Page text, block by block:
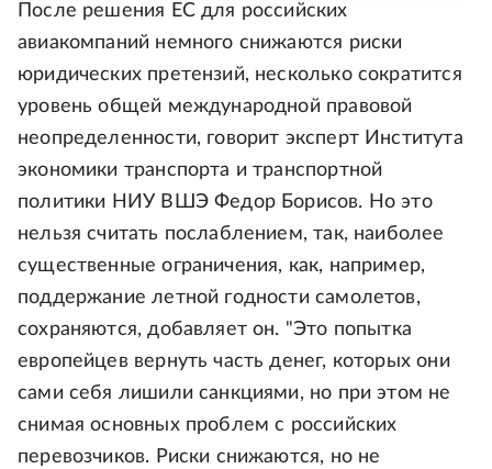
После решения ЕС для российских
авиакомпаний немного снижаются риски
юридических претензий, несколько сократится
уровень общей международной правовой
неопределенности, говорит эксперт Института
экономики транспорта и транспортной
политики НИУ ВШЭ Федор Борисов. Но это
нельзя считать послаблением, так, наиболее
существенные ограничения, как, например,
поддержание летной годности самолетов,
сохраняются, добавляет он. "Это попытка
европейцев вернуть часть денег, которых они
сами себя лишили санкциями, но при этом не
снимая основных проблем с российских
перевозчиков. Риски снижаются, но не